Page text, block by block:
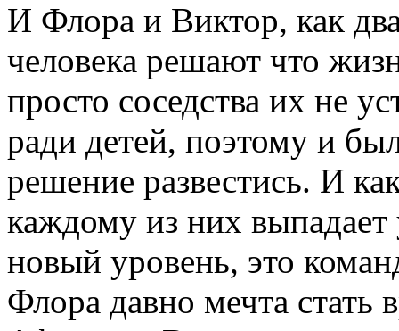
И Флора и Виктор, как
человека решают что
просто соседства их не
ради детей, поэтому и
решение развестись. И
каждому из них выпадает
новый уровень, это
Флора давно мечта стать